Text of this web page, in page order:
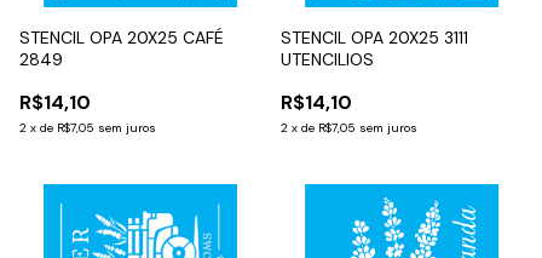
STENCIL OPA 20X25 CAFÉ
2849
R$14,10
2 x de R$7,05 sem juros
STENCIL OPA 20X25 3111
UTENCILIOS
R$14,10
2 x de R$7,05 sem juros